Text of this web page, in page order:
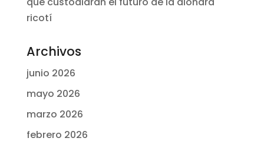
ricotí
Archivos
junio 2026
mayo 2026
marzo 2026
febrero 2026